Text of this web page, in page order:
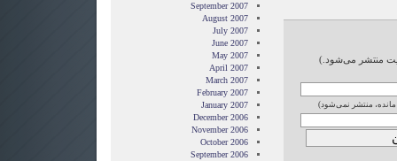
منتشر می‌شود.)
مانده، منتشر نمی‌شود)
September 2007
August 2007
July 2007
June 2007
May 2007
April 2007
March 2007
February 2007
January 2007
December 2006
November 2006
October 2006
September 2006